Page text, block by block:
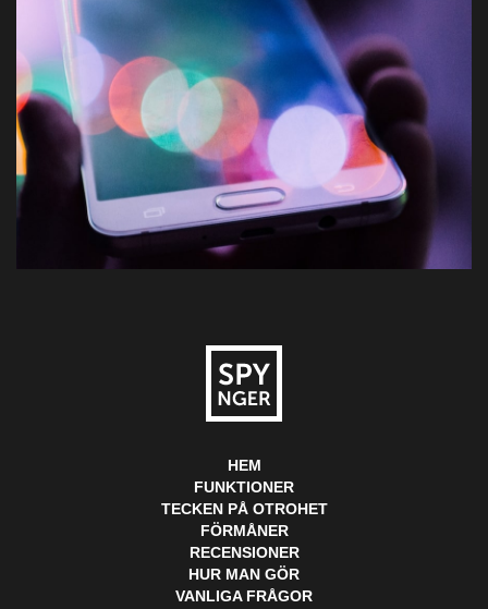
HEM
FUNKTIONER
TECKEN PÅ OTROHET
FÖRMÅNER
RECENSIONER
HUR MAN GÖR
VANLIGA FRÅGOR